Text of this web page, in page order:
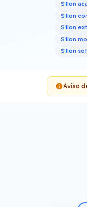
Sillon
Sillon
Sillon
Sillon
Sillon
Aviso